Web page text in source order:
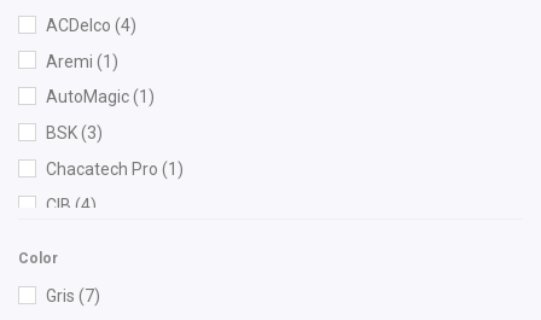
ACDelco (4)
Aremi (1)
AutoMagic(1)
BSK(3)
Chacatech Pro (1)
CIB (4)
Color
Gris (7)